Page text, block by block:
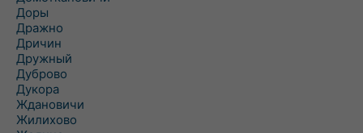
Доры
Дражно
Дричин
Дружный
Дуброво
Дукора
Ждановичи
Жилихово